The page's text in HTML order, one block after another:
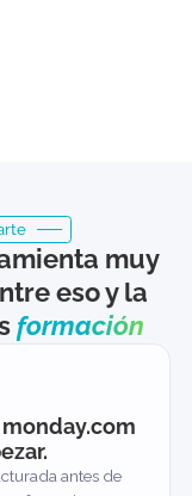
así sea.
entre eso y
es